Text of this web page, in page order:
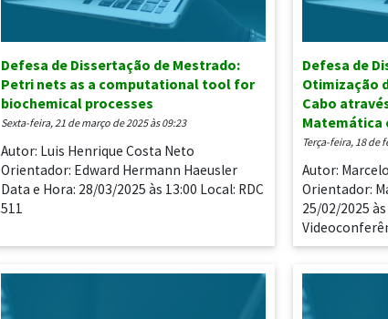
Defesa de Dissertação de Mestrado:
Petri nets as a computational tool for
biochemical processes
sexta-feira, 21 de março de 2025 às 09:23
Autor: Luis Henrique Costa Neto
Orientador: Edward Hermann Haeusler
Data e Hora: 28/03/2025 às 13:00 Local: RDC
511
Defesa de
Otimização
Cabo
Matemática
terça-feira, 18 de
Autor:
Orientador:
25/02/2025